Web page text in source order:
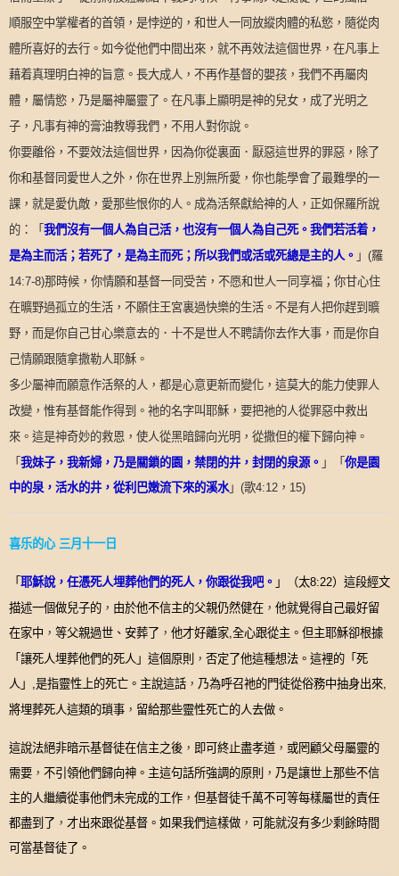
順服空中掌權者的首領，是悖逆的，和世人一同放縱肉體的私慾，隨從肉
體所喜好的去行。如今從他們中間出來，就不再效法這個世界，在凡事上
藉着真理明白神的旨意。長大成人，不再作基督的嬰孩，我們不再屬肉
體，屬情慾，乃是屬神屬靈了。在凡事上顯明是神的兒女，成了光明之
子，凡事有神的膏油教導我們，不用人對你說。
你要離俗，不要效法這個世界，因為你從裏面．厭惡這世界的罪惡，除了
你和基督同愛世人之外，你在世界上別無所愛，你也能學會了最難學的一
課，就是愛仇敵，愛那些恨你的人。成為活祭獻給神的人，正如保羅所說
的：
「我們沒有一個人為自己活，也沒有一個人為自己死。我們若活着，
是為主而活；若死了，是為主而死；所以我們或活或死總是主的人。 」 (羅
14:7-8)那時候，你情願和基督一同受苦，不愿和世人一同享福；你甘心住
在曠野過孤立的生活，不願住王宮裏過快樂的生活。不是有人把你趕到曠
野，而是你自己甘心樂意去的．十不是世人不聘請你去作大事，而是你自
己情願跟隨拿撒勒人耶穌。
多少屬神而願意作活祭的人，都是心意更新而變化，這莫大的能力使罪人
改變，惟有基督能作得到。祂的名字叫耶穌，要把祂的人從罪惡中救出
來。這是神奇妙的救恩，使人從黑暗歸向光明，從撒但的權下歸向神。
「我妹子，我新婦，乃是關鎖的園，禁閉的井，封閉的泉源。 」「你是園
中的泉，活水的井，從利巴嫩流下來的溪水」 (歌4:12 ， 15)
喜乐的心 三月十一日
「 耶穌說，任憑死人埋葬他們的死人，你跟從我吧。 」（太8:22） 這段經文
描述一個做兒子的 ， 由於他不信主的父親仍然健在 ， 他就覺得自己最好留
在家中 ， 等父親過世、安葬了 ， 他才好離家,全心跟從主。但主耶穌卻根據
「讓死人埋葬他們的死人」這個原則 ， 否定了他這種想法。這裡的「死
人」 ,是指靈性上的死亡。主說這話 ， 乃為呼召祂的門徒從俗務中抽身出來,
將埋葬死人這類的瑣事 ， 留給那些靈性死亡的人去做。
這說法絕非暗示基督徒在信主之後 ， 即可終止盡孝道 ， 或罔顧父母屬靈的
需要 ， 不引領他們歸向神。主這句話所強調的原則 ， 乃是讓世上那些不信
主的人繼續從事他們未完成的工作 ， 但基督徒千萬不可等每樣屬世的責任
都盡到了 ， 才出來跟從基督。如果我們這樣做 ， 可能就沒有多少剩餘時間
可當基督徒了。